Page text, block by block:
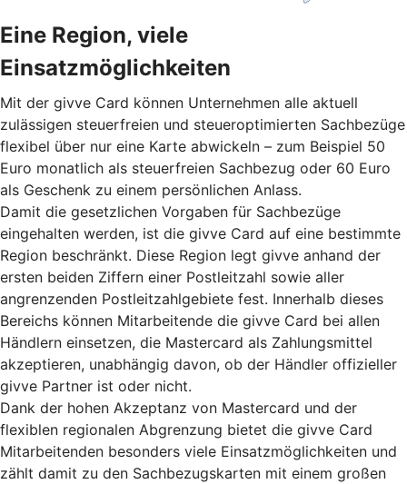
Eine Region, viele
Einsatzmöglichkeiten
Mit der givve Card können Unternehmen alle aktuell
zulässigen steuerfreien und steueroptimierten Sachbezüge
flexibel über nur eine Karte abwickeln – zum Beispiel 50
Euro monatlich als steuerfreien Sachbezug oder 60 Euro
als Geschenk zu einem persönlichen Anlass.
Damit die gesetzlichen Vorgaben für Sachbezüge
eingehalten werden, ist die givve Card auf eine bestimmte
Region beschränkt. Diese Region legt givve anhand der
ersten beiden Ziffern einer Postleitzahl sowie aller
angrenzenden Postleitzahlgebiete fest. Innerhalb dieses
Bereichs können Mitarbeitende die givve Card bei allen
Händlern einsetzen, die Mastercard als Zahlungsmittel
akzeptieren, unabhängig davon, ob der Händler offizieller
givve Partner ist oder nicht.
Dank der hohen Akzeptanz von Mastercard und der
flexiblen regionalen Abgrenzung bietet die givve Card
Mitarbeitenden besonders viele Einsatzmöglichkeiten und
zählt damit zu den Sachbezugskarten mit einem großen